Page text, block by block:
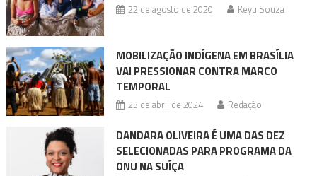
22 de agosto de 2020 Keyti Souza
MOBILIZAÇÃO INDÍGENA EM BRASÍLIA
VAI PRESSIONAR CONTRA MARCO
TEMPORAL
23 de abril de 2024 Redação
DANDARA OLIVEIRA É UMA DAS DEZ
SELECIONADAS PARA PROGRAMA DA
ONU NA SUÍÇA